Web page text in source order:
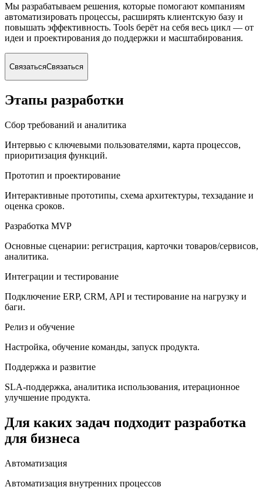
Мы разрабатываем решения, которые помогают компаниям
автоматизировать процессы, расширять клиентскую базу и
повышать эффективность. Tools берёт на себя весь цикл — от
идеи и проектирования до поддержки и масштабирования.
СвязатьсяСвязаться
Этапы разработки
Сбор требований и аналитика
Интервью с ключевыми пользователями, карта процессов,
приоритизация функций.
Прототип и проектирование
Интерактивные прототипы, схема архитектуры, техзадание и
оценка сроков.
Разработка MVP
Основные сценарии: регистрация, карточки товаров/сервисов,
аналитика.
Интеграции и тестирование
Подключение ERP, CRM, API и тестирование на нагрузку и
баги.
Релиз и обучение
Настройка, обучение команды, запуск продукта.
Поддержка и развитие
SLA-поддержка, аналитика использования, итерационное
улучшение продукта.
Для каких задач подходит разработка
для бизнеса
Автоматизация
Автоматизация внутренних процессов